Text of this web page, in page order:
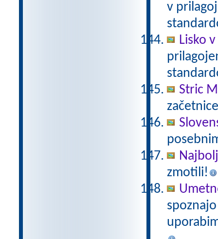
v
Lisko
Stric
zmotili!